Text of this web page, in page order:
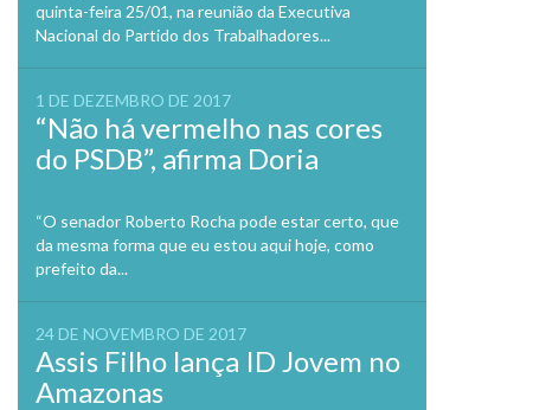
quinta-feira 25/01, na reunião da Executiva
Nacional do Partido dos Trabalhadores...
1 DE DEZEMBRO DE 2017
“Não há vermelho nas cores
do PSDB”, afirma Doria
“O senador Roberto Rocha pode estar certo, que
da mesma forma que eu estou aqui hoje, como
prefeito da...
24 DE NOVEMBRO DE 2017
Assis Filho lança ID Jovem no
Amazonas